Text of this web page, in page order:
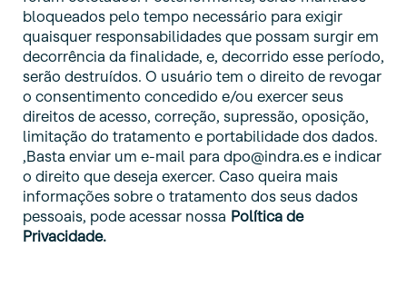
bloqueados pelo tempo necessário para exigir
quaisquer responsabilidades que possam surgir em
decorrência da finalidade, e, decorrido esse período,
serão destruídos. O usuário tem o direito de revogar
o consentimento concedido e/ou exercer seus
direitos de acesso, correção, supressão, oposição,
limitação do tratamento e portabilidade dos dados.
,Basta enviar um e-mail para dpo@indra.es e indicar
o direito que deseja exercer. Caso queira mais
informações sobre o tratamento dos seus dados
pessoais, pode acessar nossa Política de
Privacidade.